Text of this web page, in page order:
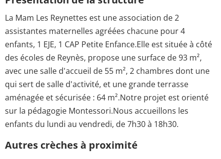
La Mam Les Reynettes est une association de 2
assistantes maternelles agréées chacune pour 4
enfants, 1 EJE, 1 CAP Petite Enfance.Elle est située à côté
des écoles de Reynès, propose une surface de 93 m²,
avec une salle d'accueil de 55 m², 2 chambres dont une
qui sert de salle d'activité, et une grande terrasse
aménagée et sécurisée : 64 m².Notre projet est orienté
sur la pédagogie Montessori.Nous accueillons les
enfants du lundi au vendredi, de 7h30 à 18h30.
Autres crèches à proximité